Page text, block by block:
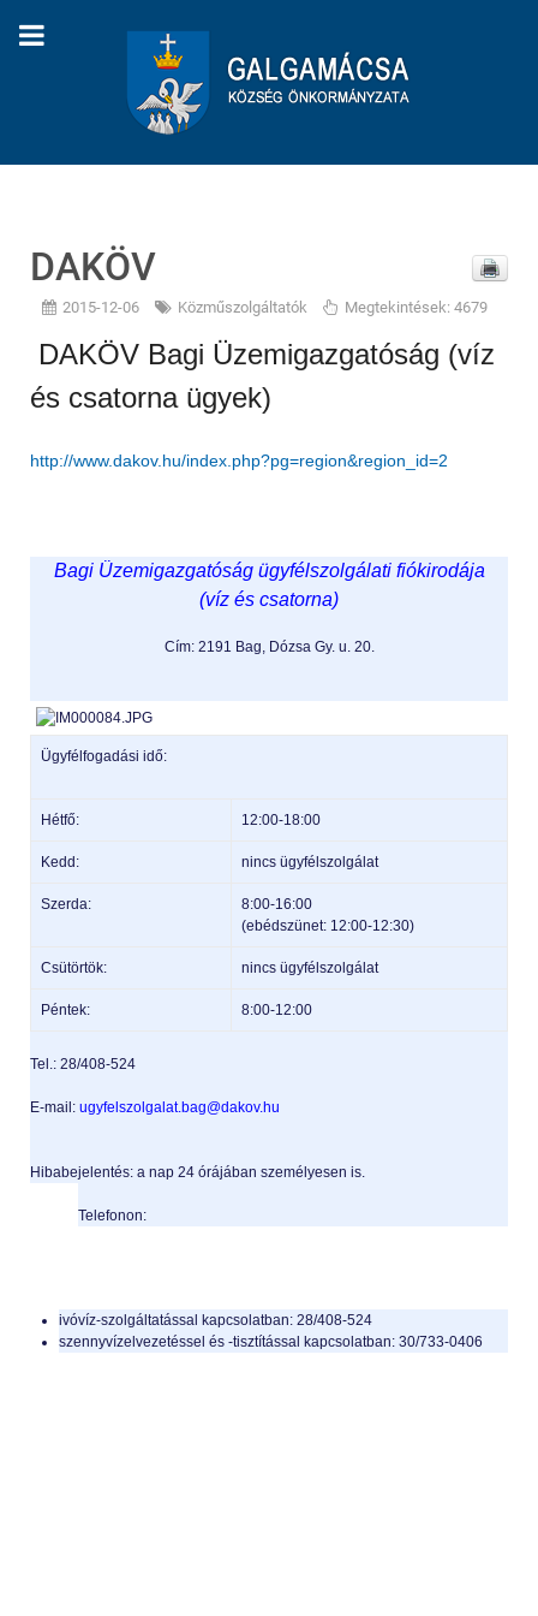
DAKÖV
2015-12-06 Közműszolgáltatók Megtekintések: 4679
DAKÖV Bagi Üzemigazgatóság (víz
és csatorna ügyek)
http://www.dakov.hu/index.php?pg=region&region_id=2
Bagi Üzemigazgatóság ügyfélszolgálati fiókirodája
(víz és csatorna)
Cím: 2191 Bag, Dózsa Gy. u. 20.
Ügyfélfogadási idő:
Hétfő: 12:00-18:00
Kedd: nincs ügyfélszolgálat
Szerda:
8:00-16:00
(ebédszünet: 12:00-12:30)
Csütörtök: nincs ügyfélszolgálat
Péntek: 8:00-12:00
Tel.: 28/408-524
E-mail: ugyfelszolgalat.bag@dakov.hu
Hibabejelentés: a nap 24 órájában személyesen is.
Telefonon:
ivóvíz-szolgáltatással kapcsolatban: 28/408-524
szennyvízelvezetéssel és -tisztítással kapcsolatban: 30/733-0406